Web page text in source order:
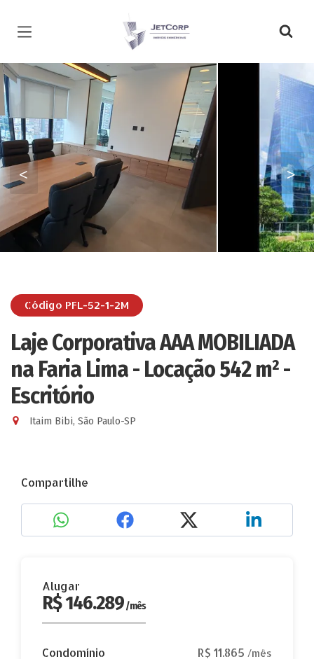
Página inicial
< >
Código PFL-52-1-2M
Laje Corporativa AAA MOBILIADA
na Faria Lima - Locação 542 m² -
Escritório
Itaim Bibi, São Paulo-SP
Compartilhe
Alugar
R$ 146.289/mês
Condomínio R$ 11.865 /mês